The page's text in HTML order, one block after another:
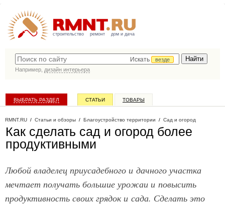
строительство ремонт дом и дача
Искать
везде
Например, дизайн интерьера
ВЫБРАТЬ РАЗДЕЛ СТАТЬИ ТОВАРЫ
RMNT.RU / Статьи и обзоры / Благоустройство территории / Сад и огород
Как сделать сад и огород более
продуктивными
Любой владелец приусадебного и дачного участка
мечтает получать большие урожаи и повысить
продуктивность своих грядок и сада. Сделать это